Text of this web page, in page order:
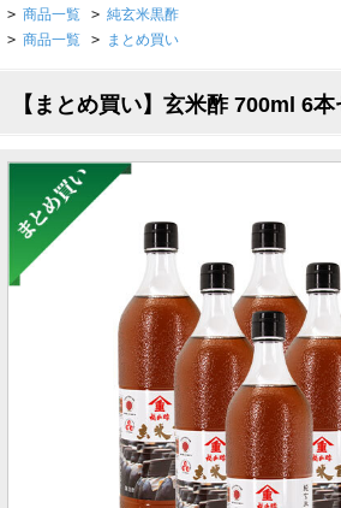
> 商品一覧 > 純玄米黒酢
> 商品一覧 > まとめ買い
【まとめ買い】玄米酢 700ml 6本